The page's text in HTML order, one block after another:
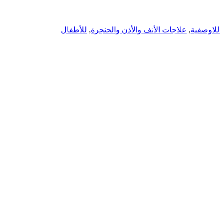
, علاجات الأنف والأذن والحنجرة, للأطفال